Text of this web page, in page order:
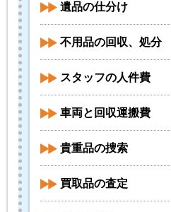
遺品の仕分け
不用品の回収、処分
スタッフの人件費
車両と回収運搬費
貴重品の捜索
買取品の査定